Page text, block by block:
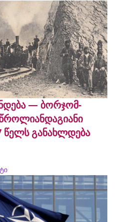
— ბორჯომ-
წელს განახლდება